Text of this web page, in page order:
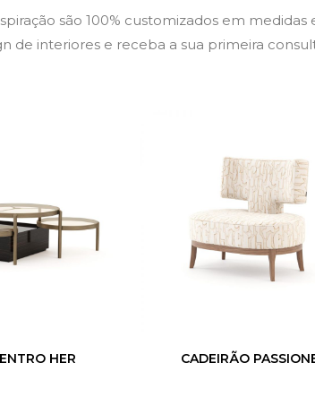
são 100% customizados em medidas
de interiores e receba a sua primeira
HER CADEIRÃO